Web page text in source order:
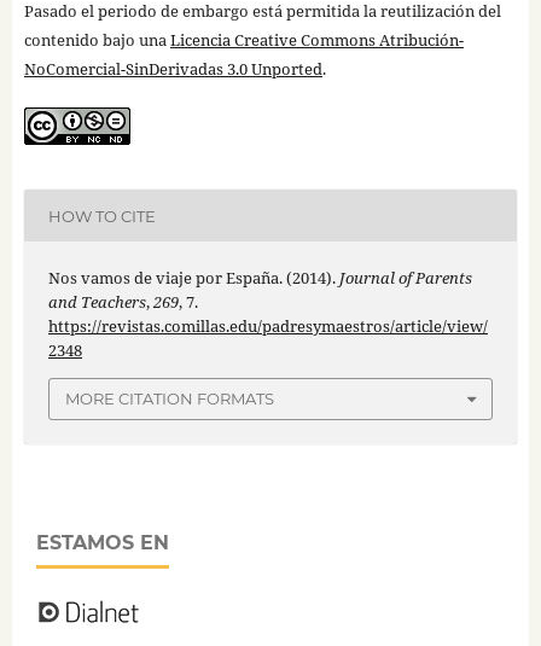
Pasado el periodo de embargo está permitida la reutilización del
contenido bajo unaLicencia Creative Commons Atribución-
NoComercial-SinDerivadas 3.0 Unported.
HOW TO CITE
Nos vamos de viaje por España. (2014). Journal of Parents
and Teachers,269, 7.
https://revistas.comillas.edu/padresymaestros/article/view/
2348
MORE CITATION FORMATS
ESTAMOS EN